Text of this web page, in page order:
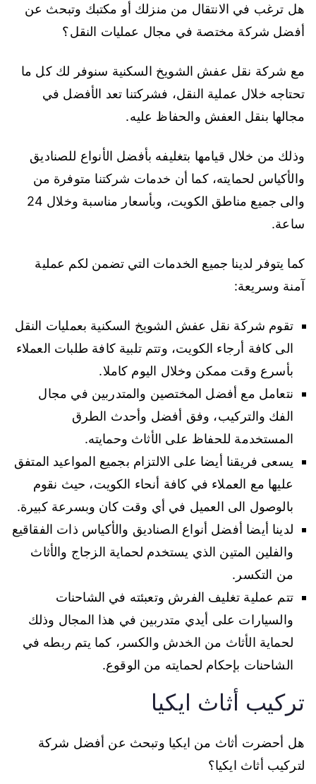
هل ترغب في الانتقال من منزلك أو مكتبك وتبحث عن
أفضل شركة مختصة في مجال عمليات النقل؟
مع شركة نقل عفش الشويخ السكنية سنوفر لك كل ما
تحتاجه خلال عملية النقل، فشركتنا تعد الأفضل في
مجالها بنقل العفش والحفاظ عليه.
وذلك من خلال قيامها بتغليفه بأفضل الأنواع للصناديق
والأكياس لحمايته، كما أن خدمات شركتنا متوفرة من
والى جميع مناطق الكويت، وبأسعار مناسبة وخلال 24
ساعة.
كما يتوفر لدينا جميع الخدمات التي تضمن لكم عملية
آمنة وسريعة:
تقوم شركة نقل عفش الشويخ السكنية بعمليات النقل
الى كافة أرجاء الكويت، وتتم تلبية كافة طلبات العملاء
بأسرع وقت ممكن وخلال اليوم كاملا.
نتعامل مع أفضل المختصين والمتدربين في مجال
الفك والتركيب، وفق أفضل وأحدث الطرق
المستخدمة للحفاظ على الأثاث وحمايته.
يسعى فريقنا أيضا على الالتزام بجميع المواعيد المتفق
عليها مع العملاء في كافة أنحاء الكويت، حيث نقوم
بالوصول الى العميل في أي وقت كان وبسرعة كبيرة.
لدينا أيضا أفضل أنواع الصناديق والأكياس ذات الفقاقيع
والفلين المتين الذي يستخدم لحماية الزجاج والأثاث
من التكسر.
تتم عملية تغليف الفرش وتعبئته في الشاحنات
والسيارات على أيدي متدربين في هذا المجال وذلك
لحماية الأثاث من الخدش والكسر، كما يتم ربطه في
الشاحنات بإحكام لحمايته من الوقوع.
تركيب أثاث ايكيا
هل أحضرت أثاث من ايكيا وتبحث عن أفضل شركة
لتركيب أثاث ايكيا؟